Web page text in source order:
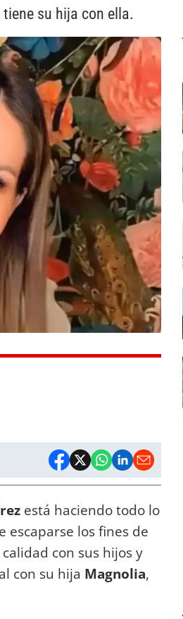
su hija con ella.
está haciendo todo lo
escaparse los fines de
con sus hijos y
con su hija Magnolia,